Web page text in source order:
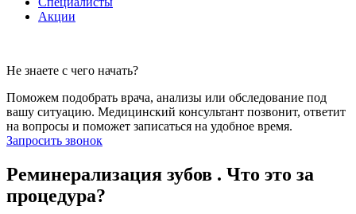
Акции
Не знаете с чего начать?
Поможем подобрать врача, анализы или обследование под
вашу ситуацию. Медицинский консультант позвонит, ответит
на вопросы и поможет записаться на удобное время.
Запросить звонок
Реминерализация зубов . Что это за
процедура?